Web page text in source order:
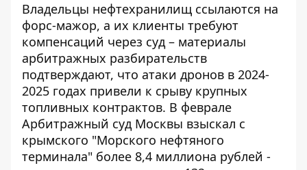
Владельцы нефтехранилищ ссылаются на
форс-мажор, а их клиенты требуют
компенсаций через суд – материалы
арбитражных разбирательств
подтверждают, что атаки дронов в 2024-
2025 годах привели к срыву крупных
топливных контрактов. В феврале
Арбитражный суд Москвы взыскал с
крымского "Морского нефтяного
терминала" более 8,4 миллиона рублей -